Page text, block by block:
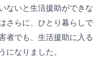
ないと生活援助ができな
さらに、ひとり暮らしで
者でも、生活援助に入る
になりました。